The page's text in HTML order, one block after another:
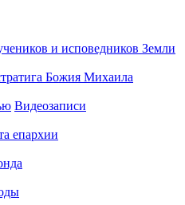
Видеозаписи
епархии